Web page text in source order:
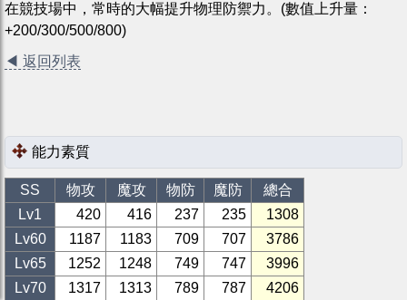
在競技場中，常時的大幅提升物理防禦力。(數值上升量：
+200/300/500/800)
◀ 返回列表
能力素質
SS 物攻 魔攻 物防 魔防
總合
Lv1
420 416 237 235
1308
Lv60 1187 1183 709 707
3786
Lv65 1252 1248 749 747
3996
Lv70 1317 1313 789 787 4206